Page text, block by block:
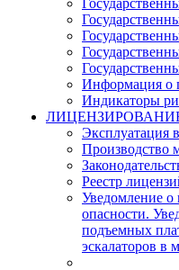
Информация о
Индикаторы
Эксплуатация
Производство
Реестр
Уведомление о
опасности.
подъемных
эскалаторов в